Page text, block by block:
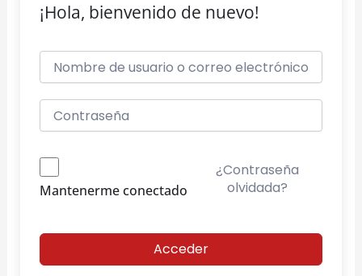
¡Hola, bienvenido de nuevo!
Mantenerme conectado
¿Contraseña
olvidada?
Acceder